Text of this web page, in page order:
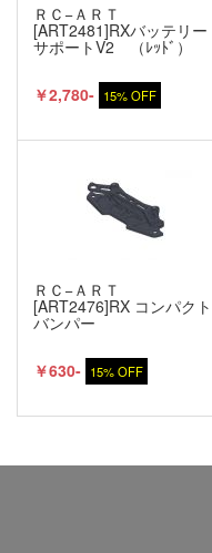
ＲＣ−ＡＲＴ
[ART2481]RXバッテリー
サポートV2 （ﾚｯﾄﾞ）
￥2,780- 15% OFF
ＲＣ−ＡＲＴ
[ART2476]RX コンパクト
バンパー
￥630- 15% OFF